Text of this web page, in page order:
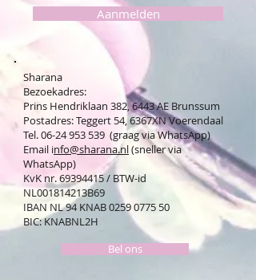
Aanmelden
Sharana
Bezoekadres:
Prins Hendriklaan 382, 6443 AE Brunssum
Postadres: Teggert 54, 6367XN Voerendaal
Tel. 06-24 953 539 (graag via WhatsApp)
Email info@sharana.nl(sneller via
WhatsApp)
KvK nr.69394415/ BTW-id
NL001814213B69
IBAN NL 94 KNAB0259 0775 50
BIC: KNABNL2H
Bel ons